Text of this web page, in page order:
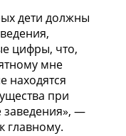
дети должны
цифры, что,
мне
находятся
при
заведения», —
главному.